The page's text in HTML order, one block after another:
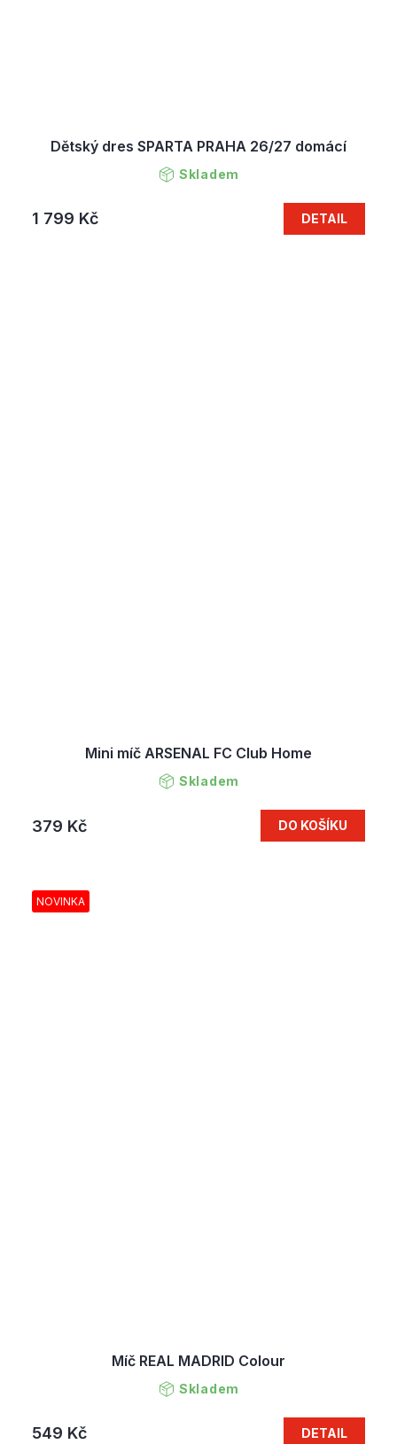
Dětský dres SPARTA PRAHA 26/27 domácí
Skladem
1 799 Kč DETAIL
Mini míč ARSENAL FC Club Home
Skladem
379 Kč DO KOŠÍKU
NOVINKA
Míč REAL MADRID Colour
Skladem
549 Kč DETAIL